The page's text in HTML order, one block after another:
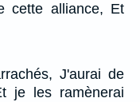
cette alliance, Et
J'aurai de
je les ramènerai